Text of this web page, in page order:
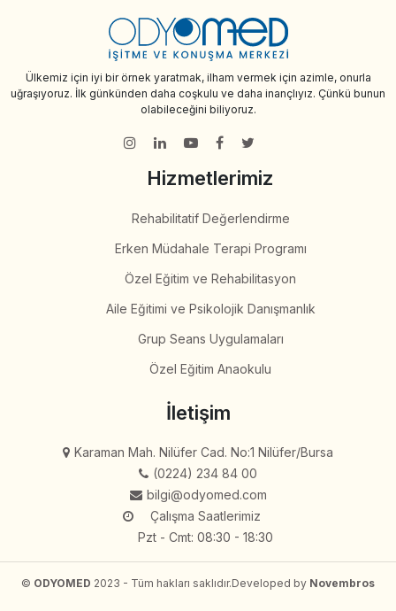
Ülkemiz için iyi bir örnek yaratmak, ilham vermek için azimle, onurla
uğraşıyoruz. İlk günkünden daha coşkulu ve daha inançlıyız. Çünkü bunun
olabileceğini biliyoruz.
Hizmetlerimiz
Rehabilitatif Değerlendirme
Erken Müdahale Terapi Programı
Özel Eğitim ve Rehabilitasyon
Aile Eğitimi ve Psikolojik Danışmanlık
Grup Seans Uygulamaları
Özel Eğitim Anaokulu
İletişim
Karaman Mah. Nilüfer Cad. No:1 Nilüfer/Bursa
(0224) 234 84 00
bilgi@odyomed.com
Çalışma Saatlerimiz
Pzt - Cmt: 08:30 - 18:30
© ODYOMED 2023 - Tüm hakları saklıdır.Developed by Novembros